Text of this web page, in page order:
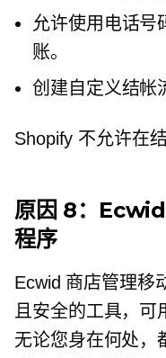
允许使用电话号
账。
创建自定义结帐
Shopify 不允许在
原因 8：Ecwid
程序
Ecwid 商店管理移
且安全的工具，可
无论您身在何处，